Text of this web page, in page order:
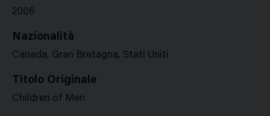
2006
Nazionalità
Canada, Gran Bretagna, Stati Uniti
Titolo Originale
Children of Men